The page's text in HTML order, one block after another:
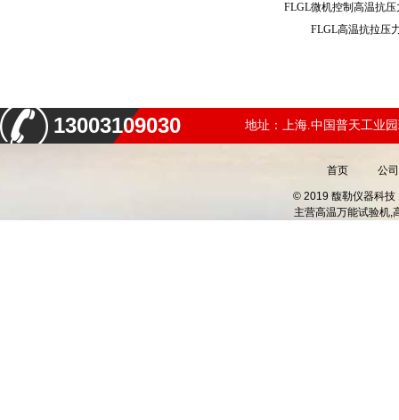
FLGL微机控制高温抗
FLGL高温抗拉
13003109030 地址：上海.中国普天工业
首页 公
© 2019 馥勒仪器科技
主营高温万能试验机,